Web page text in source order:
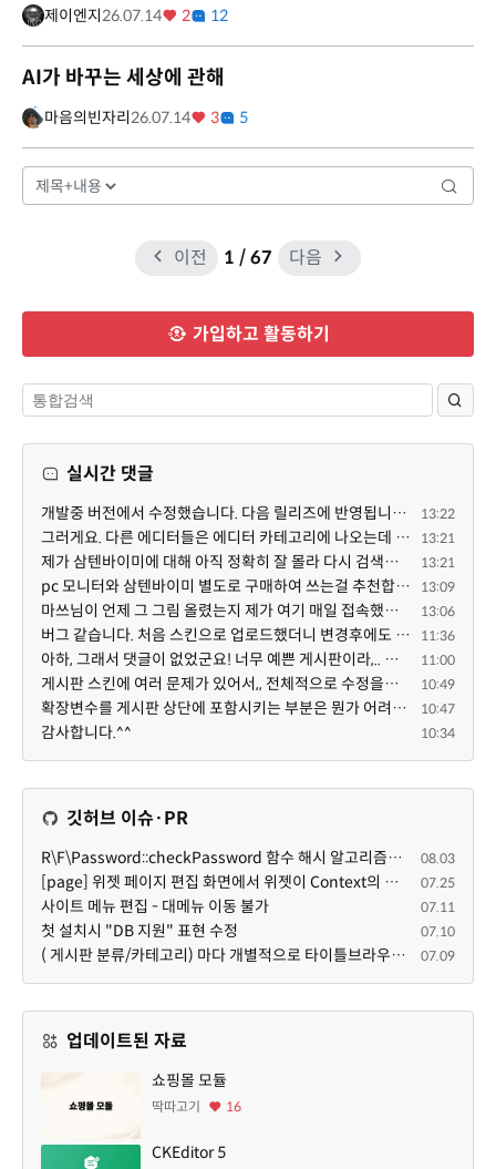
제이엔지 26.07.14 2 12
AI가 바꾸는 세상에 관해
마음의빈자리 26.07.14 3 5
이전 1 / 67 다음
가입하고 활동하기
실시간 댓글
개발중 버전에서 수정했습니다. 다음 릴리즈에 반영됩니다. 특정한 게시판 설정 + 썸네일 설정의 조합에서 $... 13:22
그러게요. 다른 에디터들은 에디터 카테고리에 나오는데 YJSoft님이 최근에 올리신 것만 스킨으로 나오는 것... 13:21
제가 삼텐바이미에 대해 아직 정확히 잘 몰라 다시 검색해봤는데 이게 이동식 거치대인가봐요. 마쓰님이 별... 13:21
pc 모니터와 삼텐바이미 별도로 구매하여 쓰는걸 추천합니다 ^^ 13:09
마쓰님이 언제 그 그림 올렸는지 제가 여기 매일 접속했는데 요 아래 제 댓글 밑에 새댓글이 없어 새댓글이 ... 13:06
버그 같습니다. 처음 스킨으로 업로드했더니 변경후에도 스킨으로 남아있네요. 11:36
아하, 그래서 댓글이 없었군요! 너무 예쁜 게시판이라,.. 넘넘 감사드립니다! 천천히 하세요 ^^ 11:00
게시판 스킨에 여러 문제가 있어서,, 전체적으로 수정을해서 업데이트 하겠습니다! 10:49
확장변수를 게시판 상단에 포함시키는 부분은 뭔가 어려우신 작업인가보네요~ 10:47
감사합니다.^^ 10:34
깃허브 이슈·PR
R\F\Password::checkPassword 함수 해시 알고리즘을 암시적으로 호출하는 경우 Argon2id 해시 비교 실패 08.03
[page] 위젯 페이지 편집 화면에서 위젯이 Context의 module_info를 덮어쓰면 저장이 ERR_ACT_IS_NOT_STANDALONE으로 실패 07.25
사이트 메뉴 편집 - 대메뉴 이동 불가 07.11
첫 설치시 "DB 지원" 표현 수정 07.10
( 게시판 분류/카테고리) 마다 개별적으로 타이틀브라우저 제목 및 seo설명 넣을 수 있으면 어떨지 해서 글 등록해봅니다. 07.09
업데이트된 자료
쇼핑몰 모듈
딱따고기 16
CKEditor 5